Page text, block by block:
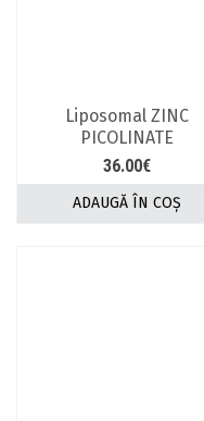
Liposomal ZINC
PICOLINATE
36.00€
ADAUGĂ ÎN COȘ